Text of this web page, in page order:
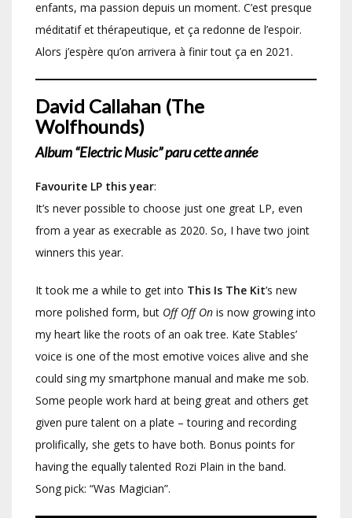
enfants, ma passion depuis un moment. C’est presque
méditatif et thérapeutique, et ça redonne de l’espoir.
Alors j’espère qu’on arrivera à finir tout ça en 2021.
David Callahan (The
Wolfhounds)
Album “Electric Music” paru cette année
Favourite LP this year:
It’s never possible to choose just one great LP, even
from a year as execrable as 2020. So, I have two joint
winners this year.
It took me a while to get into This Is The Kit’s new
more polished form, but Off Off On is now growing into
my heart like the roots of an oak tree. Kate Stables’
voice is one of the most emotive voices alive and she
could sing my smartphone manual and make me sob.
Some people work hard at being great and others get
given pure talent on a plate – touring and recording
prolifically, she gets to have both. Bonus points for
having the equally talented Rozi Plain in the band.
Song pick: “Was Magician”.